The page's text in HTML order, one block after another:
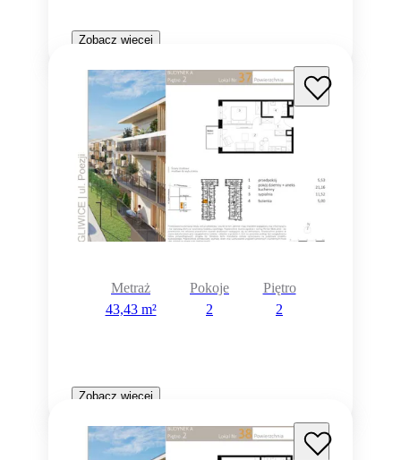
Zobacz więcej
Metraż
43,43 m²
Pokoje
2
Piętro
2
Zobacz więcej